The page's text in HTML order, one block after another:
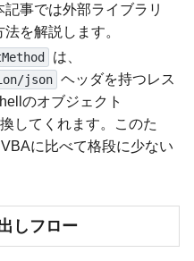
事では外部ライブラリ
を解説します。
は、
json ヘッダを持つレス
のオブジェクト
してくれます。このた
に比べて格段に少ない
しフロー